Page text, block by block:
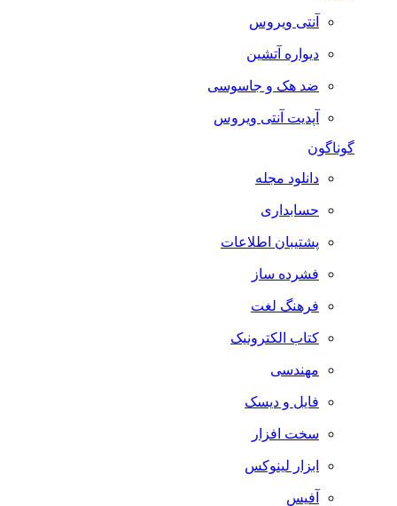
آنتی ویروس
دیواره آتشین
ضد هک و جاسوسی
آپدیت آنتی ویروس
گوناگون
دانلود مجله
حسابداری
پشتیبان اطلاعات
فشرده ساز
فرهنگ لغت
کتاب الکترونیک
مهندسی
فایل و دیسک
سخت افزار
ابزار لینوکس
آفیس